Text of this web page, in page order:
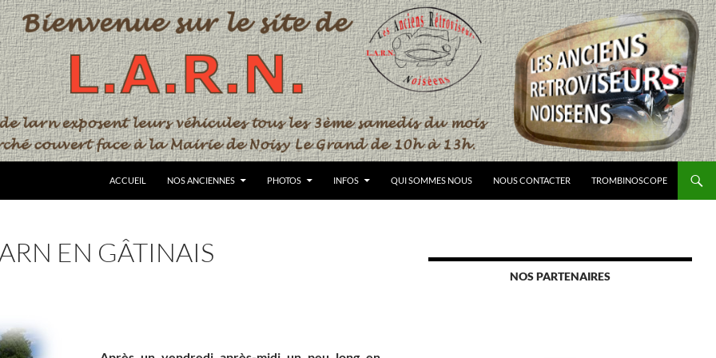
ACCUEIL NOS ANCIENNES PHOTOS INFOS QUI SOMMES NOUS NOUS CONTACTER TROMBINOSCOPE
EN GÂTINAIS
NOS PARTENAIRES